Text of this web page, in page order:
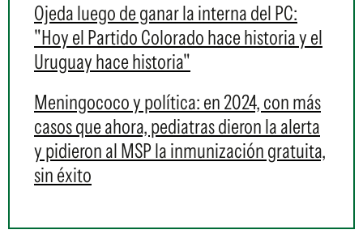
Ojeda luego de ganar la interna del PC:
"Hoy el Partido Colorado hace historia y el
Uruguay hace historia"
Meningococo y política: en 2024, con más
casos que ahora, pediatras dieron la alerta
y pidieron al MSP la inmunización gratuita,
sin éxito